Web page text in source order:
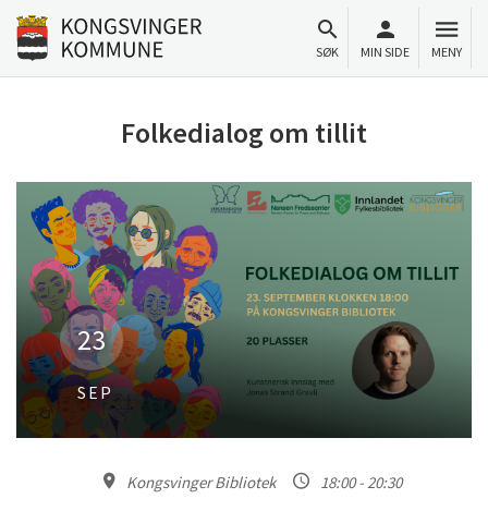
Til innhold
Gå til forsiden
SØK MIN SIDE MENY
Folkedialog om tillit
23
SEP
Kongsvinger Bibliotek 18:00 - 20:30